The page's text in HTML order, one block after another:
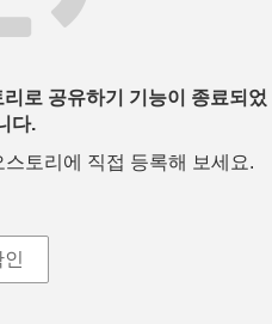
로 공유하기 기능이 종료되었
다.
토리에 직접 등록해 보세요.